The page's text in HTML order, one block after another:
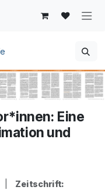
Eine
und
| Zeitschrift: